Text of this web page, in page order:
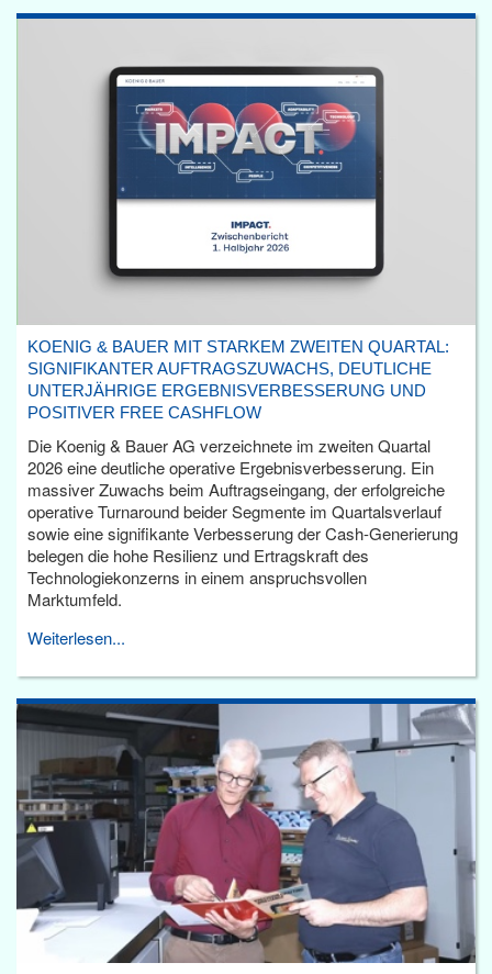
KOENIG & BAUER MIT STARKEM ZWEITEN QUARTAL:
SIGNIFIKANTER AUFTRAGSZUWACHS, DEUTLICHE
UNTERJÄHRIGE ERGEBNISVERBESSERUNG UND
POSITIVER FREE CASHFLOW
Die Koenig & Bauer AG verzeichnete im zweiten Quartal
2026 eine deutliche operative Ergebnisverbesserung. Ein
massiver Zuwachs beim Auftragseingang, der erfolgreiche
operative Turnaround beider Segmente im Quartalsverlauf
sowie eine signifikante Verbesserung der Cash-Generierung
belegen die hohe Resilienz und Ertragskraft des
Technologiekonzerns in einem anspruchsvollen
Marktumfeld.
Weiterlesen...